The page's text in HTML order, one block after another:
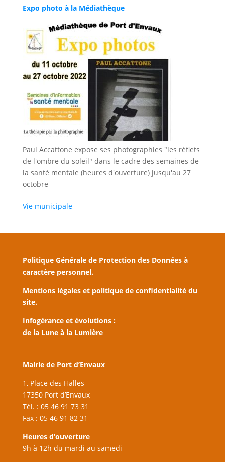
Expo photo à la Médiathèque
Paul Accattone expose ses photographies "les réflets
de l'ombre du soleil" dans le cadre des semaines de
la santé mentale (heures d'ouverture) jusqu'au 27
octobre
Vie municipale
Politique Générale de Protection des Données à
caractère personnel.
Mentions légales et politique de confidentialité du
site.
Infogérance et évolutions :
de la Lune à la Lumière
Mairie de Port d’Envaux
1, Place des Halles
17350 Port d’Envaux
Tél. : 05 46 91 73 31
Fax : 05 46 91 82 31
Heures d’ouverture
9h à 12h du mardi au samedi